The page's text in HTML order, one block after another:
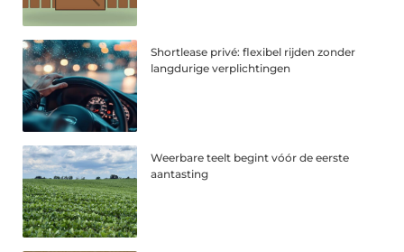
Shortlease privé: flexibel rijden zonder
langdurige verplichtingen
Weerbare teelt begint vóór de eerste
aantasting